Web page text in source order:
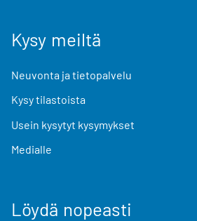
Kysy meiltä
Neuvonta ja tietopalvelu
Kysy tilastoista
Usein kysytyt kysymykset
Medialle
Löydä nopeasti